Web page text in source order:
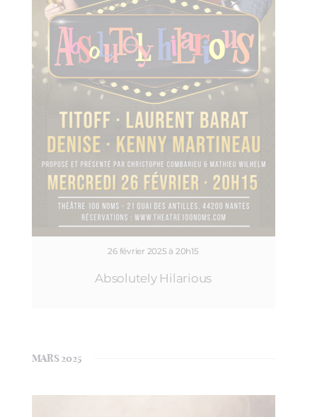
26 février 2025 à 20h15
Absolutely Hilarious
MARS 2025